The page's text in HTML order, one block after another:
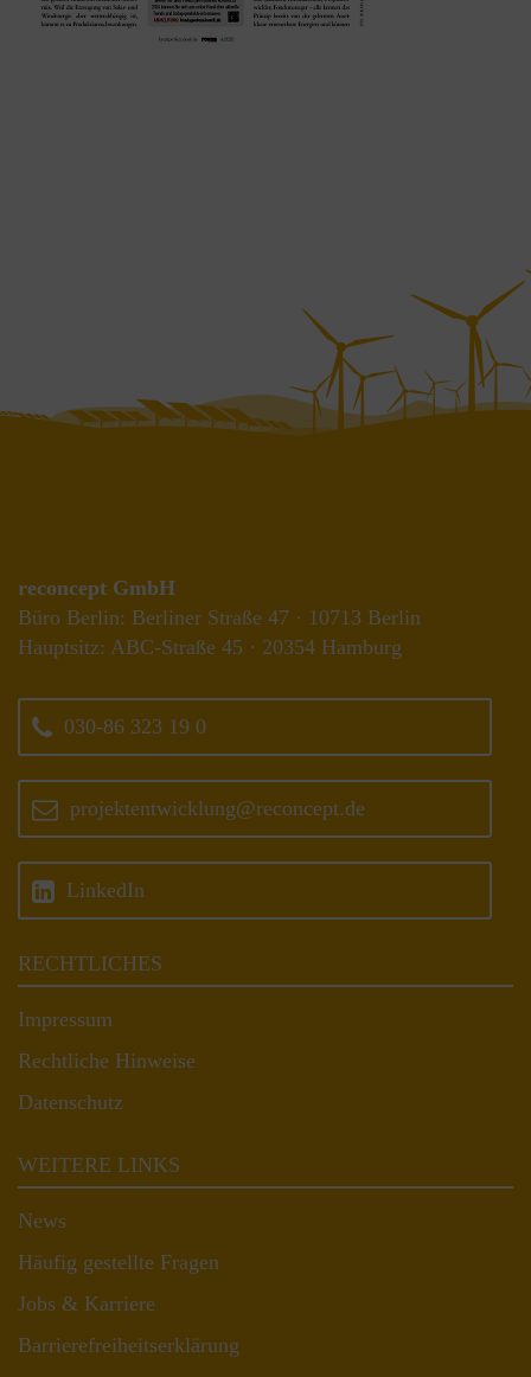
reconcept GmbH
Büro Berlin: Berliner Straße 47 · 10713 Berlin
Hauptsitz: ABC-Straße 45 · 20354 Hamburg
030-86 323 19 0
projektentwicklung@reconcept.de
LinkedIn
RECHTLICHES
Impressum
Rechtliche Hinweise
Datenschutz
WEITERE LINKS
News
Häufig gestellte Fragen
Jobs & Karriere
Barrierefreiheitserklärung